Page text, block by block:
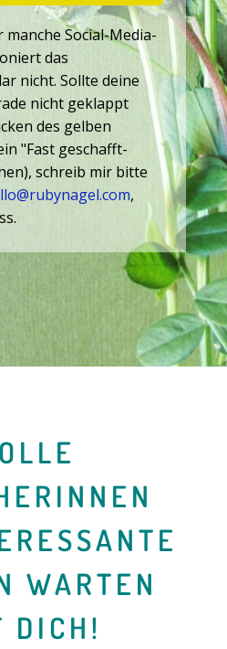
manche Social-Media-
das
nicht. Sollte deine
nicht geklappt
des gelben
"Fast geschafft-
schreib mir bitte
,
WARTEN
DICH!